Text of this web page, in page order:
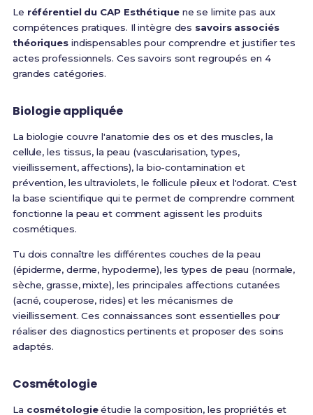
Le référentiel du CAP Esthétiquene se limite pas aux
compétences pratiques. Il intègre des savoirs associés
théoriquesindispensables pour comprendre et justifier tes
actes professionnels. Ces savoirs sont regroupés en 4
grandes catégories.
Biologie appliquée
La biologie couvre l'anatomie des os et des muscles, la
cellule, les tissus, la peau (vascularisation, types,
vieillissement, affections), la bio-contamination et
prévention, les ultraviolets, le follicule pileux et l'odorat. C'est
la base scientifique qui te permet de comprendre comment
fonctionne la peau et comment agissent les produits
cosmétiques.
Tu dois connaître les différentes couches de la peau
(épiderme, derme, hypoderme), les types de peau (normale,
sèche, grasse, mixte), les principales affections cutanées
(acné, couperose, rides) et les mécanismes de
vieillissement. Ces connaissances sont essentielles pour
réaliser des diagnostics pertinents et proposer des soins
adaptés.
Cosmétologie
La cosmétologieétudie la composition, les propriétés et